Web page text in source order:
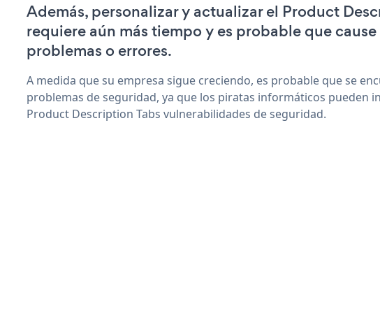
Además, personalizar y actualizar el Product
requiere aún más tiempo y es probable que
problemas o errores.
A medida que su empresa sigue creciendo, es probable que se
problemas de seguridad, ya que los piratas informáticos pueden
Product Description Tabs vulnerabilidades de seguridad.